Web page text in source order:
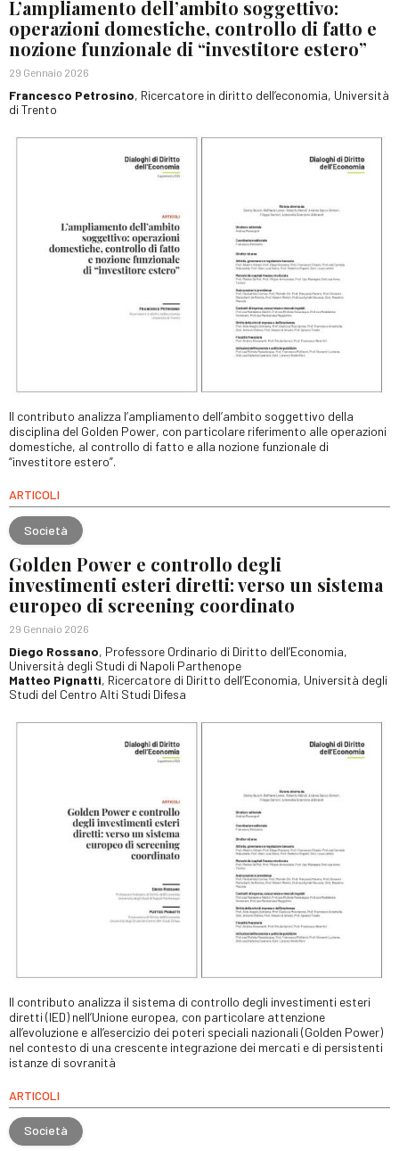
L’ampliamento dell’ambito soggettivo:
operazioni domestiche, controllo di fatto e
nozione funzionale di “investitore estero”
29 Gennaio 2026
Francesco Petrosino, Ricercatore in diritto dell’economia, Università
di Trento
Il contributo analizza l’ampliamento dell’ambito soggettivo della
disciplina del Golden Power, con particolare riferimento alle operazioni
domestiche, al controllo di fatto e alla nozione funzionale di
“investitore estero”.
ARTICOLI
Società
Golden Power e controllo degli
investimenti esteri diretti: verso un sistema
europeo di screening coordinato
29 Gennaio 2026
Diego Rossano, Professore Ordinario di Diritto dell’Economia,
Università degli Studi di Napoli Parthenope
Matteo Pignatti, Ricercatore di Diritto dell’Economia, Università degli
Studi del Centro Alti Studi Difesa
Il contributo analizza il sistema di controllo degli investimenti esteri
diretti (IED) nell’Unione europea, con particolare attenzione
all’evoluzione e all’esercizio dei poteri speciali nazionali (Golden Power)
nel contesto di una crescente integrazione dei mercati e di persistenti
istanze di sovranità
ARTICOLI
Società